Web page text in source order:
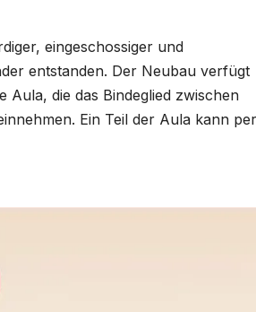
eingeschossiger und
entstanden. Der Neubau verfügt
Aula, die das Bindeglied zwischen
Ein Teil der Aula kann per